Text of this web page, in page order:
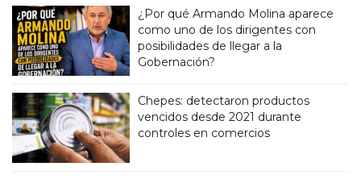
¿Por qué Armando Molina aparece
como uno de los dirigentes con
posibilidades de llegar a la
Gobernación?
Chepes: detectaron productos
vencidos desde 2021 durante
controles en comercios